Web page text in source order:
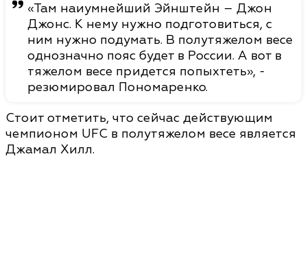
«Там наиумнейший Эйнштейн – Джон
Джонс. К нему нужно подготовиться, с
ним нужно подумать. В полутяжелом весе
однозначно пояс будет в России. А вот в
тяжелом весе придется попыхтеть», -
резюмировал Пономаренко.
Стоит отметить, что сейчас действующим
чемпионом UFC в полутяжелом весе является
Джамал Хилл.